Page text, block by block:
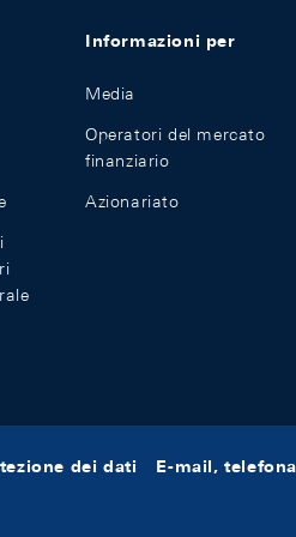
Informazioni per
Media
Operatori del mercato
finanziario
Azionariato
dei dati E-mail,